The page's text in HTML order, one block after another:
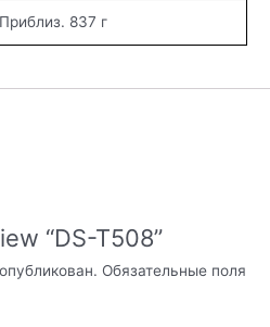
Приблиз. 837 г
“DS-T508”
Обязательные поля